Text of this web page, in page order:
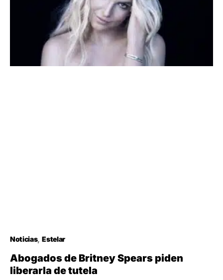
Noticias Estelar
Abogados de Britney Spears piden
liberarla de tutela